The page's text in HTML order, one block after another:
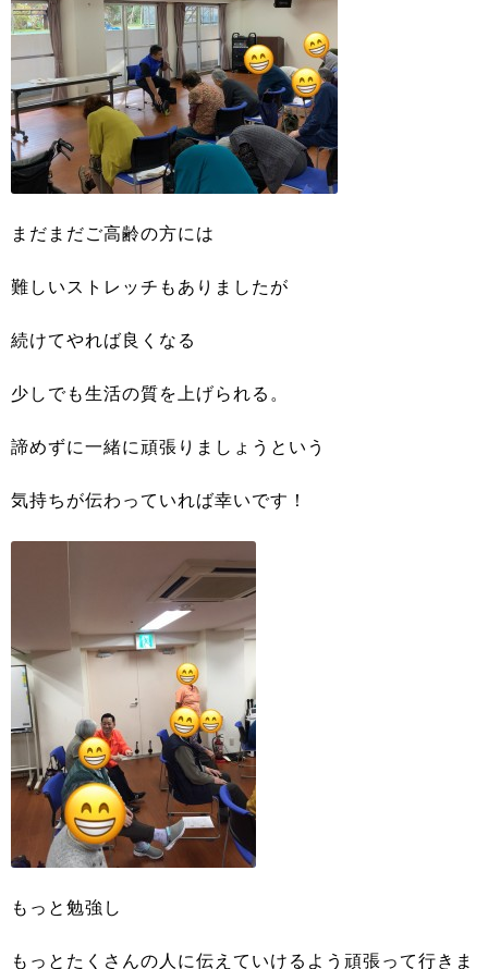
まだまだご高齢の方には
難しいストレッチもありましたが
続けてやれば良くなる
少しでも生活の質を上げられる。
諦めずに一緒に頑張りましょうという
気持ちが伝わっていれば幸いです！
もっと勉強し
もっとたくさんの人に伝えていけるよう頑張って行きま